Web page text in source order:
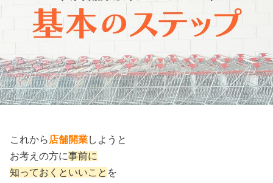
これから 店舗開業しようと
お考えの方に事前に
知っておくといいこと を